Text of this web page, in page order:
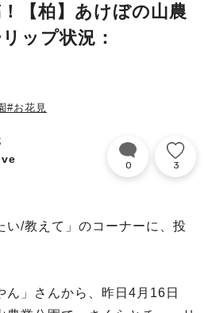
！【柏】あけぼの山農
ップ状況：
#お花見
0 3
い/教えて」のコーナーに、投
ん」さんから、昨日4月16日